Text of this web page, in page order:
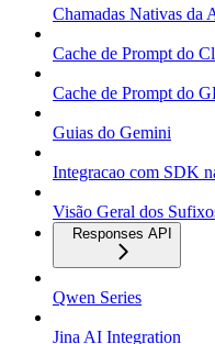
Chamadas Nativas da
Cache de Prompt do
Cache de Prompt do
Guias do Gemini
Integracao com SDK
Visão Geral dos
Responses API
Qwen Series
Jina AI Integration